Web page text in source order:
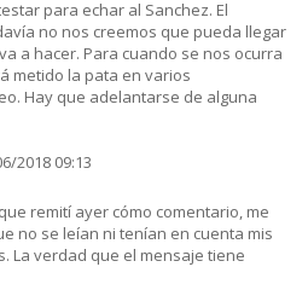
para echar al Sanchez. El
no nos creemos que pueda llegar
a hacer. Para cuando se nos ocurra
metido la pata en varios
Hay que adelantarse de alguna
2018 09:13
remití ayer cómo comentario, me
no se leían ni tenían en cuenta mis
La verdad que el mensaje tiene